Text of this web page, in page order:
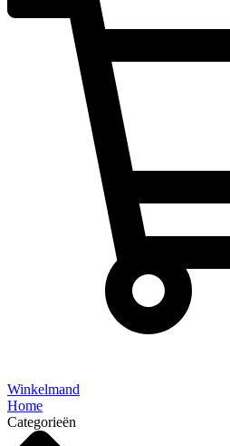
Winkelmand
Home
Categorieën